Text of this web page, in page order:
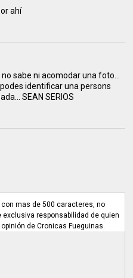
ahí
sabe ni acomodar una foto...
identificar una persons
SEAN SERIOS
mas de 500 caracteres, no
responsabilidad de quien
de Cronicas Fueguinas.